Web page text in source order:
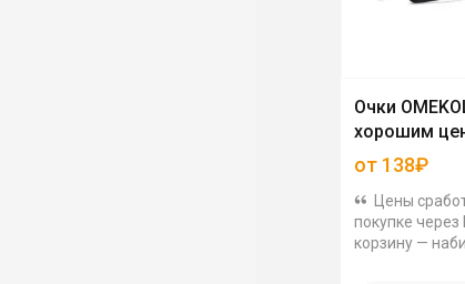
Очки
хорошим
от 138₽
Цены
покупке
корзину —